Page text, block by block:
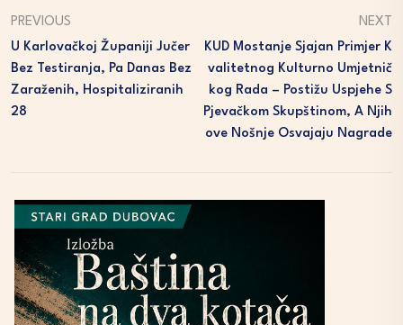
PREVIOUS
U Karlovačkoj Županiji Jučer
Bez Testiranja, Pa Danas Bez
Zaraženih, Hospitaliziranih
28
NEXT
KUD Mostanje Sjajan Primjer K
Valitetnog Kulturno Umjetnič
Kog Rada – Postižu Uspjehe S
Pjevačkom Skupštinom, A Njih
Ove Nošnje Osvajaju Nagrade